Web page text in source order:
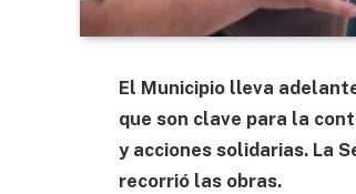
El Municipio lleva
que son clave para la
y acciones solidarias. La
recorrió las obras.